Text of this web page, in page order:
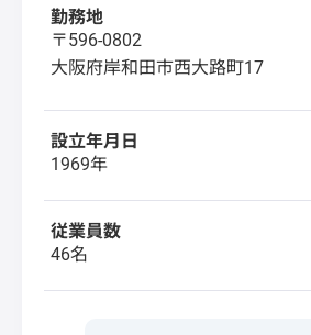
勤務地
〒596-0802
大阪府岸和田市西大路町17
設立年月日
1969年
従業員数
46名